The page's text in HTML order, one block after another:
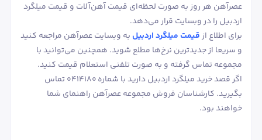
عصرآهن هر روز به صورت لحظه‌ای قیمت آهن‌آلات و قیمت میلگرد
اردبیل را در وبسایت قرار می‌دهد.
برای اطلاع ازقیمت میلگرد اردبیل به وبسایت عصرآهن مراجعه کنید
و سریعا از جدیدترین نرخ‌ها مطلع شوید. همچنین می‌توانید با
مجموعه تماس گرفته و به صورت تلفنی استعلام قیمت کنید.
اگر قصد خرید میلگرد اردبیل دارید با شماره 0414180 تماس
بگیرید. کارشناسان فروش مجموعه عصرآهن راهنمای شما
خواهند بود.